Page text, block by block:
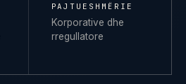
PAJTUESHMËRIE
Korporative dhe
rregullatore